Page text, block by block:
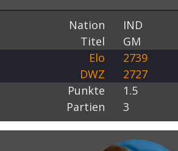
Nation
IND
Titel
GM
Elo
2739
DWZ
2727
Punkte
1.5
Partien
3